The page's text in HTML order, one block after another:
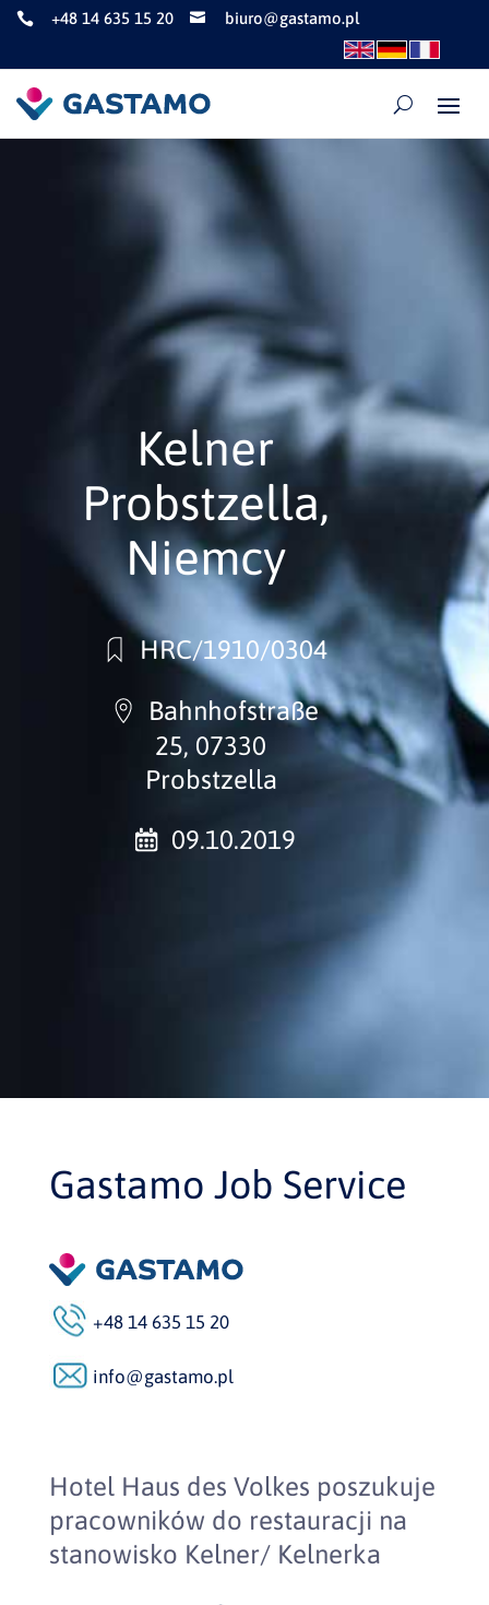
 +48 14 635 15 20  biuro@gastamo.pl
Kelner
Probstzella,
Niemcy
HRC/1910/0304
Bahnhofstraße
25, 07330
Probstzella
09.10.2019
Gastamo Job Service
+48 14 635 15 20
info@gastamo.pl
Hotel Haus des Volkes poszukuje
pracowników do restauracji na
stanowisko Kelner/ Kelnerka